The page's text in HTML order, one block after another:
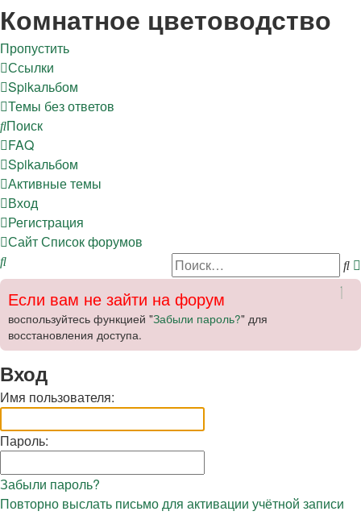
Регистрация
Комнатное цветоводство
Пропустить
Ссылки
Spikальбом
Темы без ответов
Поиск
FAQ
Spikальбом
Активные темы
Вход
Регистрация
СайтСписок форумов
Поиск
Если вам не зайти на форум
воспользуйтесь функцией "Забыли пароль?" для
восстановления доступа.
Вход
Имя пользователя:
Пароль:
Забыли пароль?
Повторно выслать письмо для активации учётной записи